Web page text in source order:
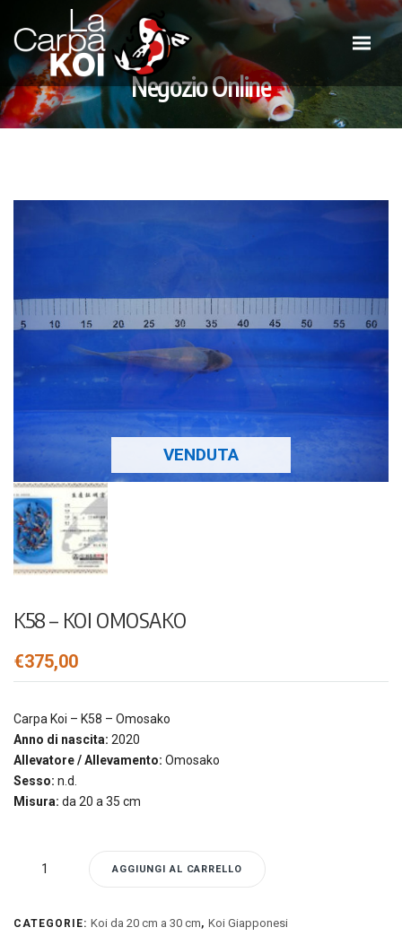
Negozio Online
VENDUTA
K58 – KOI OMOSAKO
€375,00
Carpa Koi – K58 – Omosako
Anno di nascita: 2020
Allevatore / Allevamento: Omosako
Sesso: n.d.
Misura: da 20 a 35 cm
Omosako
AGGIUNGI AL CARRELLO
CATEGORIE: Koi da 20 cm a 30 cm, Koi Giapponesi